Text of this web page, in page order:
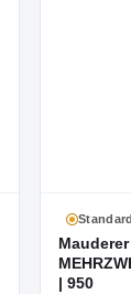
| 950